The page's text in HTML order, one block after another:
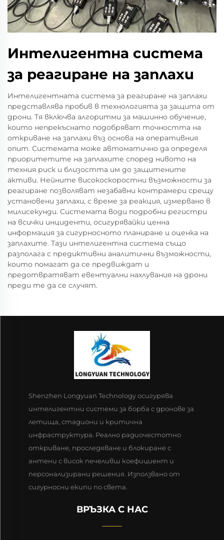
Интелигентна система
за реагиране на заплахи
Интелигентната система за реагиране на заплахи
представлява пробив в технологията за защита от
дрони. Тя включва алгоритми за машинно обучение,
които непрекъснато подобряват точността на
откриване на заплахи въз основа на оперативния
опит. Системата може автоматично да определя
приоритетите на заплахите според нивото на
техния риск и близостта им до защитените
активи. Нейните високоскоростни възможности за
реагиране позволяват незабавни контрамери срещу
установени заплахи, с време за реакция, измервано в
милисекунди. Системата води подробни регистри
на всички инциденти, осигурявайки ценна
информация за сигурносното планиране и оценка на
заплахите. Тази интелигентна система също
разполага с предиктивни аналитични възможности,
които помагат да се предвиждат и
предотвратяват евентуални нахлувания на дрони
преди те да се случят.
Shenzhen Longyuan Technology осигурява
интелигентни системи за борба с дронове за
летища, стадиони и критична
инфраструктура. Реално радиочестотно
откриване, проследяване и блокиране с
антени с висок печеливш коефициент и
персонализирани решения. Използвано от
сигурносни екипи по света.
ВРЪЗКА С НАС